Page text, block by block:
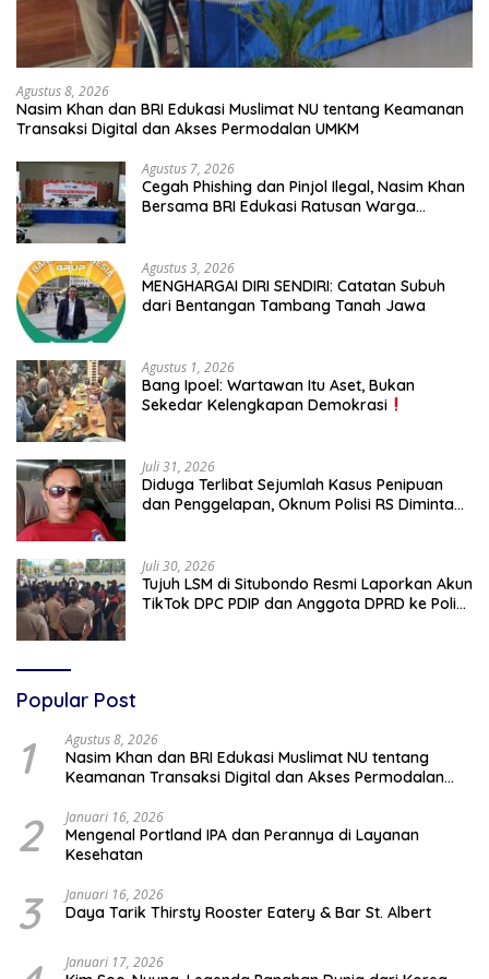
Agustus 8, 2026
Nasim Khan dan BRI Edukasi Muslimat NU tentang Keamanan
Transaksi Digital dan Akses Permodalan UMKM
Agustus 7, 2026
Cegah Phishing dan Pinjol Ilegal, Nasim Khan
Bersama BRI Edukasi Ratusan Warga
Agustus 3, 2026
MENGHARGAI DIRI SENDIRI: Catatan Subuh
dari Bentangan Tambang Tanah Jawa
Agustus 1, 2026
Bang Ipoel: Wartawan Itu Aset, Bukan
Sekedar Kelengkapan Demokrasi
Juli 31, 2026
Diduga Terlibat Sejumlah Kasus Penipuan
dan Penggelapan, Oknum Polisi RS Diminta
Juli 30, 2026
Tujuh LSM di Situbondo Resmi Laporkan Akun
TikTok DPC PDIP dan Anggota DPRD ke Polisi:
Popular Post
1 Agustus 8, 2026
Nasim Khan dan BRI Edukasi Muslimat NU tentang
Keamanan Transaksi Digital dan Akses Permodalan
2 Januari 16, 2026
Mengenal Portland IPA dan Perannya di Layanan
Kesehatan
3 Januari 16, 2026
Daya Tarik Thirsty Rooster Eatery & Bar St. Albert
Januari 17, 2026